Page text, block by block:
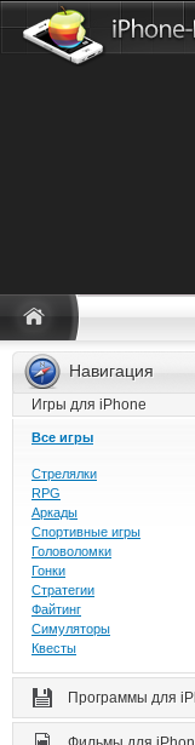
Навигация
Игры для iPhone
Все игры
Стрелялки
RPG
Аркады
Спортивные игры
Головоломки
Гонки
Стратегии
Файтинг
Симуляторы
Квесты
Программы для